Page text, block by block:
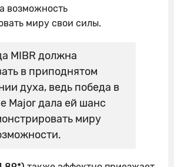
возможность
миру свои силы.
MIBR должна
в приподнятом
духа, ведь победа в
Major дала ей шанс
миру